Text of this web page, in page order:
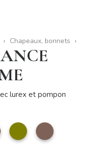
Chapeaux, bonnets
lurex et pompon
Vert
olive
taupe